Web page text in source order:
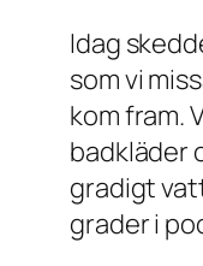
Idag
som vi
kom fram.
badkläder
gradigt
grader i